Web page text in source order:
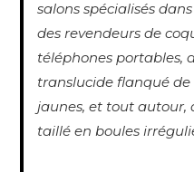
salons spécialisés
des revendeurs de
téléphones portables,
translucide flanqué
jaunes, et tout autour,
taillé en boules